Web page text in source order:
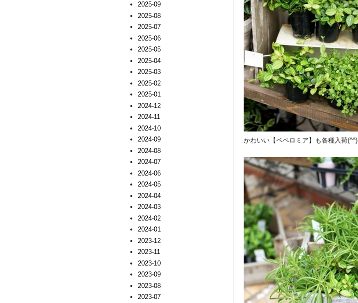
かわいい【ペペロミア】も各種入荷(^^)
2025-09
2025-08
2025-07
2025-06
2025-05
2025-04
2025-03
2025-02
2025-01
2024-12
2024-11
2024-10
2024-09
2024-08
2024-07
2024-06
2024-05
2024-04
2024-03
2024-02
2024-01
2023-12
2023-11
2023-10
2023-09
2023-08
2023-07